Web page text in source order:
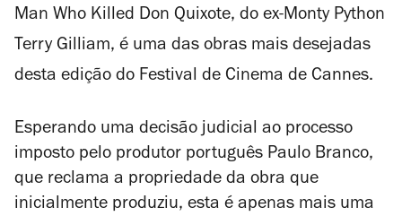
Man Who Killed Don Quixote, do ex-Monty Python
Terry Gilliam, é uma das obras mais desejadas
desta edição do Festival de Cinema de Cannes.
Esperando uma decisão judicial ao processo
imposto pelo produtor português Paulo Branco,
que reclama a propriedade da obra que
inicialmente produziu, esta é apenas mais uma